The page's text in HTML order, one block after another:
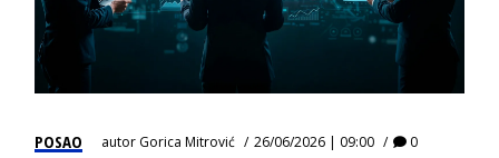
POSAO autor Gorica Mitrović 26/06/2026 | 09:00 0